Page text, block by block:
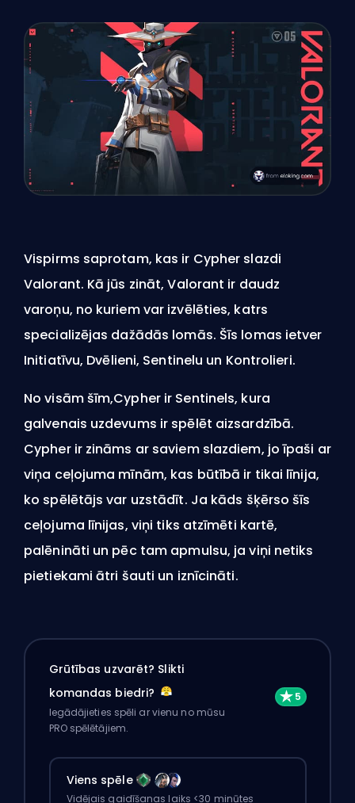
Vispirms saprotam, kas ir Cypher slazdi
Valorant. Kā jūs zināt, Valorant ir daudz
varoņu, no kuriem var izvēlēties, katrs
specializējas dažādās lomās. Šīs lomas ietver
Initiatīvu, Dvēlieni, Sentinelu un Kontrolieri.
No visām šīm,Cypher ir Sentinels, kura
galvenais uzdevums ir spēlēt aizsardzībā.
Cypher ir zināms ar saviem slazdiem, jo īpaši ar
viņa ceļojuma mīnām, kas būtībā ir tikai līnija,
ko spēlētājs var uzstādīt. Ja kāds šķērso šīs
ceļojuma līnijas, viņi tiks atzīmēti kartē,
palēnināti un pēc tam apmulsu, ja viņi netiks
pietiekami ātri šauti un iznīcināti.
Grūtības uzvarēt? Slikti
komandas biedri?
Iegādājieties spēli ar vienu no mūsu
PRO spēlētājiem.
Viens spēle
Vidējais gaidīšanas laiks <30 minūtes